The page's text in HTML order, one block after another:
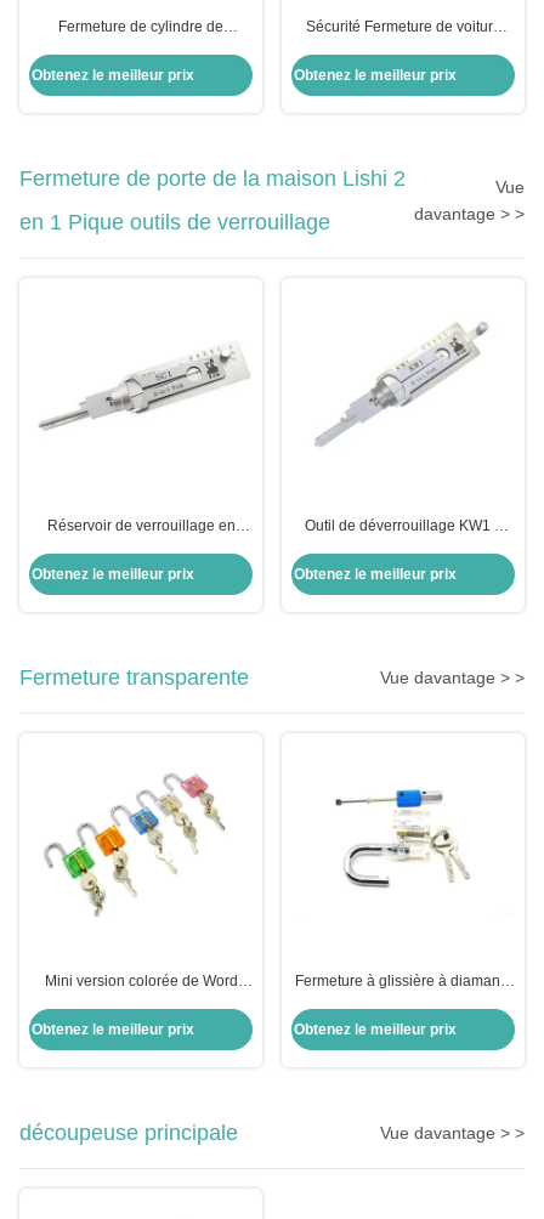
Fermeture de cylindre de
d'allumage Honda Civic
Fermeture pour voiture Honda
Obtenez le meilleur prix
Sécurité Fermeture de voiture
arrière cylindrique Pour le
Obtenez le meilleur prix
Fermeture de porte de la maison Lishi 2
en 1 Pique outils de verrouillage
Vue
davantage > >
Réservoir de verrouillage en
Obtenez le meilleur prix
Outil de déverrouillage KW1 5
Obtenez le meilleur prix
Fermeture transparente Vue davantage > >
Mini version colorée de Word
Obtenez le meilleur prix
Fermeture à glissière à diamants
pick-up, combinaison
d'équipements
Obtenez le meilleur prix
découpeuse principale Vue davantage > >